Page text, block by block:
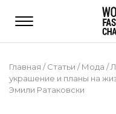
Главная /Статьи /Мода /
украшение и планы на
Эмили Ратаковски